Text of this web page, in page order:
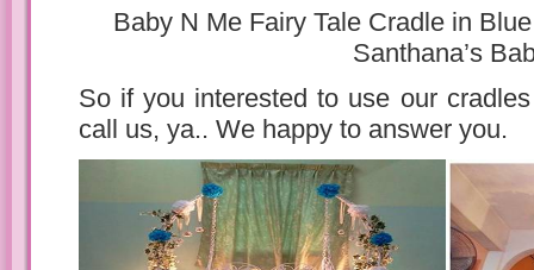
Baby N Me Fairy Tale Cradle in
Santhana’s
So if you interested to use our
call us, ya.. We happy to answer you.